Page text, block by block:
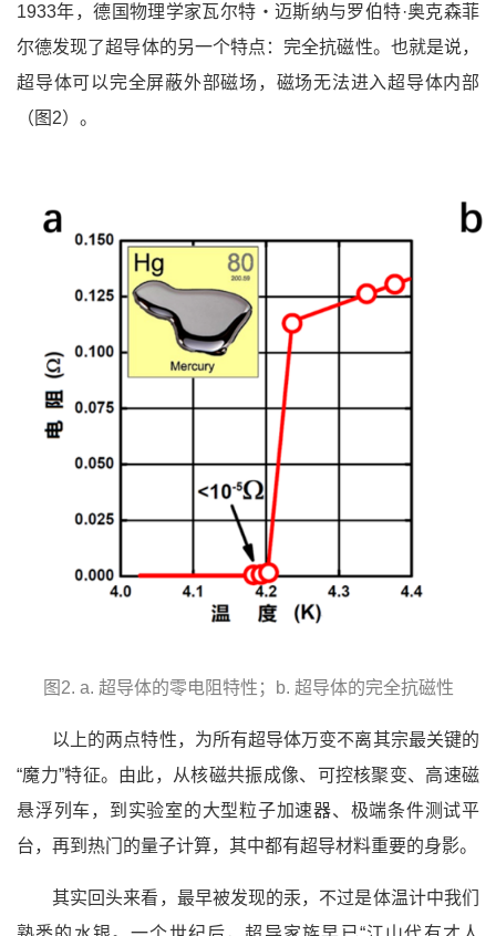
1933年，德国物理学家瓦尔特・迈斯纳与罗伯特·奥克森菲
尔德发现了超导体的另一个特点：完全抗磁性。也就是说，
超导体可以完全屏蔽外部磁场，磁场无法进入超导体内部
（图2）。
图2. a. 超导体的零电阻特性；b. 超导体的完全抗磁性
以上的两点特性，为所有超导体万变不离其宗最关键的
“魔力”特征。由此，从核磁共振成像、可控核聚变、高速磁
悬浮列车，到实验室的大型粒子加速器、极端条件测试平
台，再到热门的量子计算，其中都有超导材料重要的身影。
其实回头来看，最早被发现的汞，不过是体温计中我们